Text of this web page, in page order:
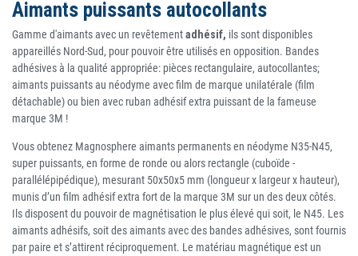
Aimants puissants autocollants
Gamme d'aimants avec un revêtementadhésif, ils sont disponibles
appareillés Nord-Sud, pour pouvoir être utilisés en opposition. Bandes
adhésives à la qualité appropriée: pièces rectangulaire, autocollantes;
aimants puissants au néodyme avec film de marque unilatérale (film
détachable) ou bien avec ruban adhésif extra puissant de la fameuse
marque 3M !
Vous obtenez Magnosphere aimants permanents en néodyme N35-N45,
super puissants, en forme de ronde ou alors rectangle (cuboïde -
parallélépipédique), mesurant 50x50x5 mm (longueur x largeur x hauteur),
munis d’un film adhésif extra fort de la marque 3M sur un des deux côtés.
Ils disposent du pouvoir de magnétisation le plus élevé qui soit, le N45. Les
aimants adhésifs, soit des aimants avec des bandes adhésives, sont fournis
par paire et s’attirent réciproquement. Le matériau magnétique est un